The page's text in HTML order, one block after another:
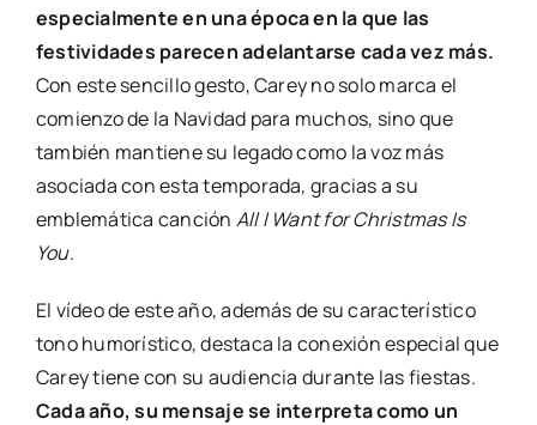
especialmente en una época en la que las
festividades parecen adelantarse cada vez más.
Con este sencillo gesto, Carey no solo marca el
comienzo de la Navidad para muchos, sino que
también mantiene su legado como la voz más
asociada con esta temporada, gracias a su
emblemática canción All I Want for Christmas Is
You.
El vídeo de este año, además de su característico
tono humorístico, destaca la conexión especial que
Carey tiene con su audiencia durante las fiestas.
Cada año, su mensaje se interpreta como un